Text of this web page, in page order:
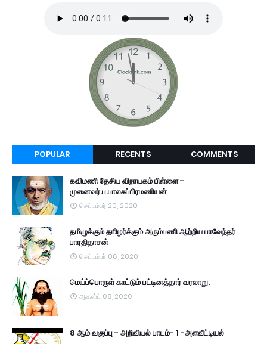
POPULAR RECENTS COMMENTS
கவிமணி தேசிய விநாயகம் பிள்ளை -
முனைவர்.ப.பாலசுப்பிரமணியன்
செப்டம்பர் 20, 2020
தமிழுக்கும் தமிழர்க்கும் அரும்பணி ஆற்றிய பாவேந்தர்
பாரதிதாசன்
செப்டம்பர் 06, 2020
மெய்ப்பொருள் காட்டும் பட்டினத்தார் வரலாறு.
ஆகஸ்ட் 08, 2020
8 ஆம் வகுப்பு - அறிவியல் பாடம்- 1 -அளவீட்டியல்